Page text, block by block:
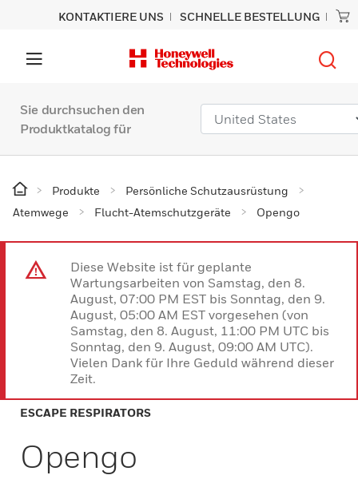
KONTAKTIERE UNS SCHNELLE BESTELLUNG
Sie durchsuchen den
Produktkatalog für
Produkte
Persönliche Schutzausrüstung
Atemwege
Flucht-Atemschutzgeräte Opengo
Diese Website ist für geplante
Wartungsarbeiten von Samstag, den 8.
August, 07:00 PM EST bis Sonntag, den 9.
August, 05:00 AM EST vorgesehen (von
Samstag, den 8. August, 11:00 PM UTC bis
Sonntag, den 9. August, 09:00 AM UTC).
Vielen Dank für Ihre Geduld während dieser
Zeit.
ESCAPE RESPIRATORS
Opengo